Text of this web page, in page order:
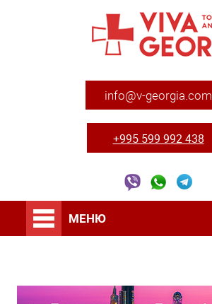
info@v-georgia.com
+995 599 992 438
МЕНЮ